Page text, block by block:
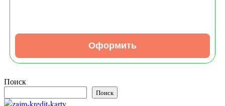
Оформить
Поиск
Поиск